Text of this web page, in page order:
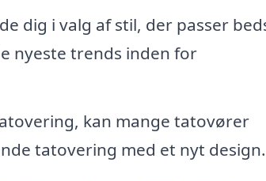
dig i valg af stil, der passer
nyeste trends inden for
kan mange tatovører
tatovering med et nyt design.